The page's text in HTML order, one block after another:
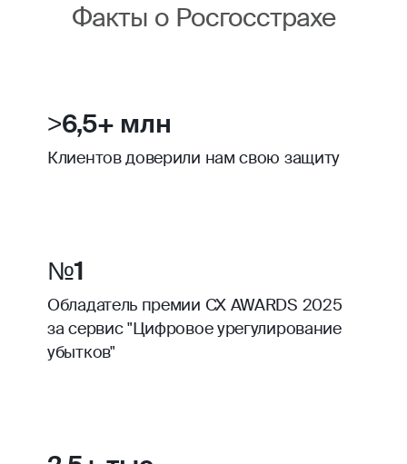
Факты о Росгосстрахе
>6,5+ млн
Клиентов доверили нам свою защиту
№1
Обладатель премии CX AWARDS 2025
за сервис "Цифровое урегулирование
убытков"